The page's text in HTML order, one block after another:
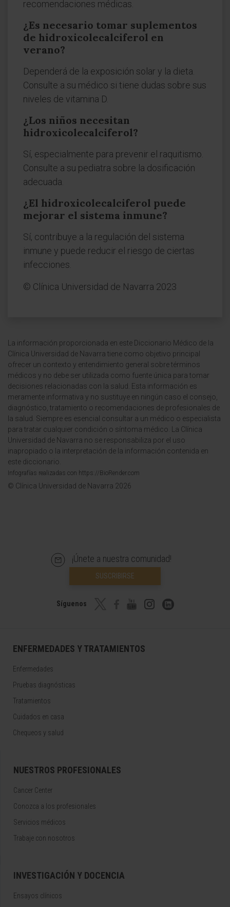
recomendaciones médicas.
¿Es necesario tomar suplementos
de hidroxicolecalciferol en
verano?
Dependerá de la exposición solar y la dieta.
Consulte a su médico si tiene dudas sobre sus
niveles de vitamina D.
¿Los niños necesitan
hidroxicolecalciferol?
Sí, especialmente para prevenir el raquitismo.
Consulte a su pediatra sobre la dosificación
adecuada.
¿El hidroxicolecalciferol puede
mejorar el sistema inmune?
Sí, contribuye a la regulación del sistema
inmune y puede reducir el riesgo de ciertas
infecciones.
© Clínica Universidad de Navarra 2023
La información proporcionada en este Diccionario Médico de la
Clínica Universidad de Navarra tiene como objetivo principal
ofrecer un contexto y entendimiento general sobre términos
médicos y no debe ser utilizada como fuente única para tomar
decisiones relacionadas con la salud. Esta información es
meramente informativa y no sustituye en ningún caso el consejo,
diagnóstico, tratamiento o recomendaciones de profesionales de
la salud. Siempre es esencial consultar a un médico o especialista
para tratar cualquier condición o síntoma médico. La Clínica
Universidad de Navarra no se responsabiliza por el uso
inapropiado o la interpretación de la información contenida en
este diccionario.
Infografías realizadas con https://BioRender.com
© Clínica Universidad de Navarra 2026
¡Únete a nuestra comunidad!
SUSCRIBIRSE
Síguenos
ENFERMEDADES Y TRATAMIENTOS
Enfermedades
Pruebas diagnósticas
Tratamientos
Cuidados en casa
Chequeos y salud
NUESTROS PROFESIONALES
Cancer Center
Conozca a los profesionales
Servicios médicos
Trabaje con nosotros
INVESTIGACIÓN Y DOCENCIA
Ensayos clínicos